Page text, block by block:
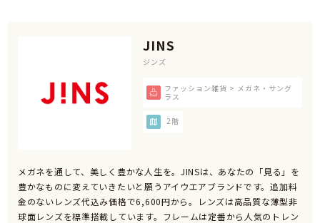
JINS
ジンズ
ファッション雑貨 > メガネ・サング
ラス
2階
メガネを通して、美しく豊かな人生を。JINSは、あなたの「見る」を
豊かなものに変えていきたいと願うアイウエアブランドです。追加料
金のないレンズ代込み価格で6,600円から。レンズは高品質な薄型非
球面レンズを標準搭載しています。フレームは定番から人気のトレン